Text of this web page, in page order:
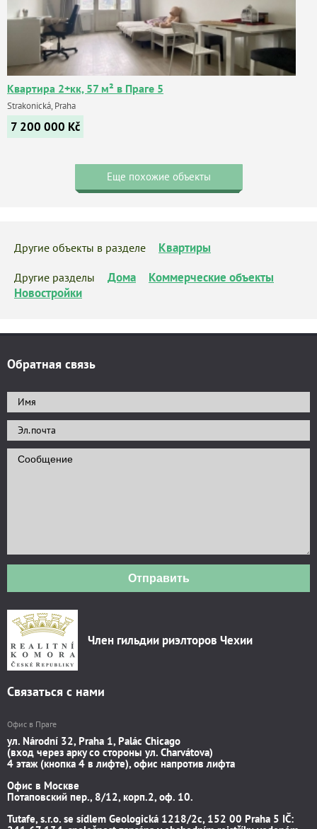
Квартира 2+кк, 57 м² в Праге 5
Strakonická, Praha
7 200 000 Kč
Еще похожие объекты
Другие объекты в разделе Квартиры
Другие разделы Дома
Коммерческие объекты
Новостройки
Обратная связь
Отправить
Член гильдии риэлторов Чехии
Связаться с нами
Офис в Праге
ул. Národní 32, Praha 1, Palác Chicago
(вход через арку со стороны ул. Charvátova)
4 этаж (кнопка 4 в лифте), офис напротив лифта
Офис в Москве
Потаповский пер., 8/12, корп.2, оф. 10.
Tutafe, s.r.o. se sídlem Geologická 1218/2c, 152 00 Praha 5 IČ: